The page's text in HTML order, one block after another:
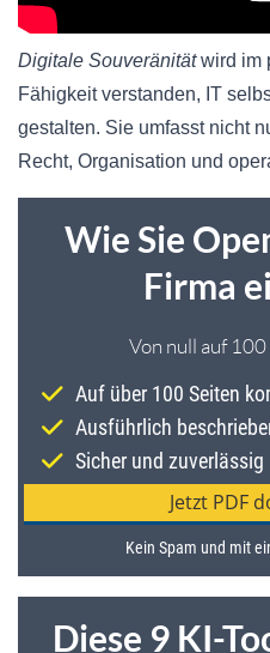
Digitale Souveränitätwird im
Fähigkeit verstanden, IT
gestalten. Sie umfasst nicht
Recht, Organisation und